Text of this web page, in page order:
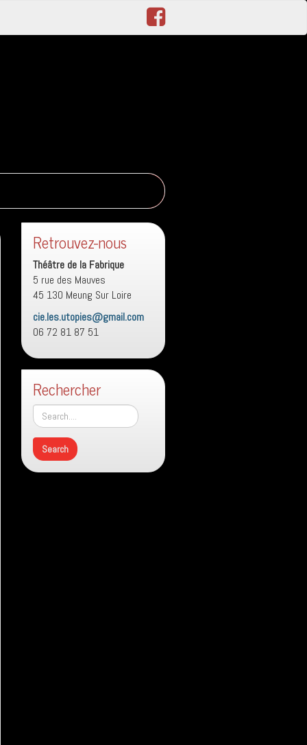
Retrouvez-nous
Théâtre de la Fabrique
5 rue des Mauves
45 130 Meung Sur Loire
cie.les.utopies@gmail.com
06 72 81 87 51
Rechercher